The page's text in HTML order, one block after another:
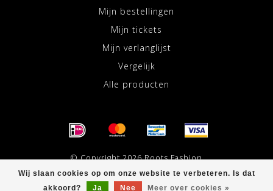
Wij slaan cookies op om onze website te verbeteren. Is dat
akkoord?
Ja Nee Meer over cookies »
Mijn bestellingen
Mijn tickets
Mijn verlanglijst
Vergelijk
Alle producten
© Copyright 2026 Roots Fashion